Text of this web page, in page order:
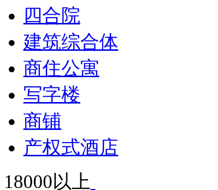
四合院
建筑综合体
商住公寓
写字楼
商铺
产权式酒店
18000以上